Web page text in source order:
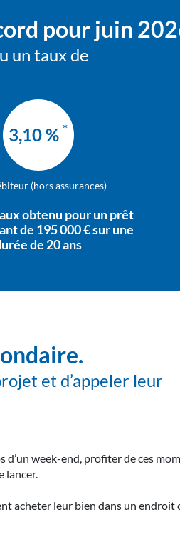
pour juin
un taux de
3,10 % *
(hors assurances)
obtenu pour un prêt
de 195 000 € sur une
de 20 ans
et d’appeler leur
d’un week-end, profiter de ces
lancer.
acheter leur bien dans un endroit